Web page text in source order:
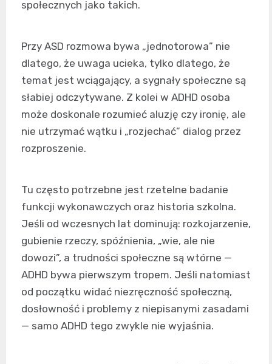
społecznych jako takich.
Przy ASD rozmowa bywa „jednotorowa” nie
dlatego, że uwaga ucieka, tylko dlatego, że
temat jest wciągający, a sygnały społeczne są
słabiej odczytywane. Z kolei w ADHD osoba
może doskonale rozumieć aluzję czy ironię, ale
nie utrzymać wątku i „rozjechać” dialog przez
rozproszenie.
Tu często potrzebne jest rzetelne badanie
funkcji wykonawczych oraz historia szkolna.
Jeśli od wczesnych lat dominują: rozkojarzenie,
gubienie rzeczy, spóźnienia, „wie, ale nie
dowozi”, a trudności społeczne są wtórne —
ADHD bywa pierwszym tropem. Jeśli natomiast
od początku widać niezręczność społeczną,
dosłowność i problemy z niepisanymi zasadami
— samo ADHD tego zwykle nie wyjaśnia.